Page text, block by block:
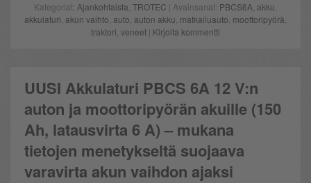
Kategoriat: Ajankohtaista TROTEC | Avainsanat: PBCS6A akku
akkulaturi akun vaihto auto auton akku matkailuauto moottoripyörä
traktori veneet | Kirjoita kommentti
UUSI Akkulaturi PBCS 6A 12 V:n
auton ja moottoripyörän akuille (150
Ah, latausvirta 6 A) – mukana
tietojen menetykseltä suojaava
varavirta akun vaihdon ajaksi